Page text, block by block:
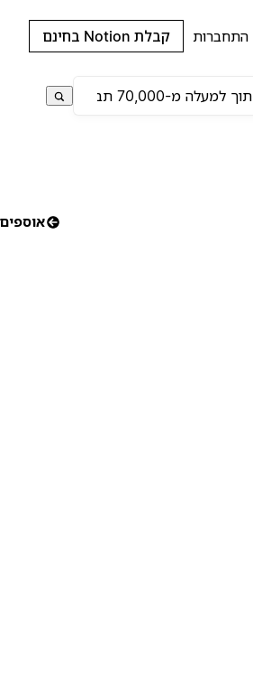
התחברות קבלת Notion בחינם
אוספים